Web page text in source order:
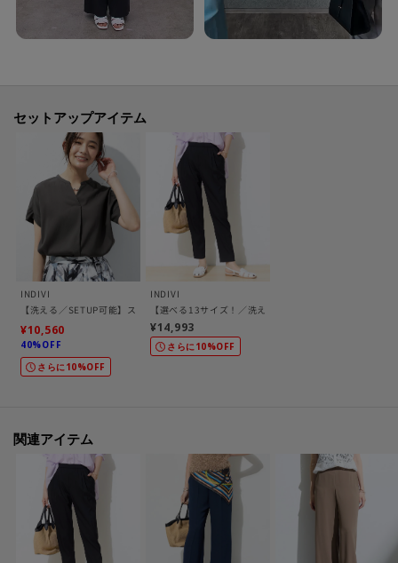
生地の厚み：普通
裏地：オフホワイト（003） ライトグレー（011）のみ裏地あり
※照明の関係により、実際よりも色味が違って見える場合があります。また、
パソコン・スマートフォンなどの環境により、若干製品と画像のカラーが異
なる場合もございます。
【加工サービス（裾上げ加工）のご案内】有料
この商品は加工サービス(裾上げ加工)対応商品です。
在庫がある商品につきましては通常2週間前後でお届けいたします。
ご希望の場合は、製品寸法（股下の長さ）をご確認いただき、ショッピング
カート画面にて加工サービスを選択し、股下の長さを入力して下さい。
また、加工可能な股下の長さについては下記ご確認をお願いいたします。裾
※ジーンズ仕上げの場合、製品寸法より－3cmから加工可
※シングル（レディス）仕上げの場合、製品寸法より－5cmから加工可
※シングル（メンズ）仕上げの場合、製品寸法より－9cmから加工可
※ダブル仕上げの場合、製品寸法より－11cmから加工可
加工方法は商品よって異なりますので入力画面でご確認ください。
セットアップアイテム
INDIVI
【洗える／SETUP可能】スキッパーブラウス
¥10,560
40%OFF
さらに10%OFF
INDIVI
【選べる13サイズ！／洗える】ウエストゴムタックテー
¥14,993
さらに10%OFF
関連アイテム